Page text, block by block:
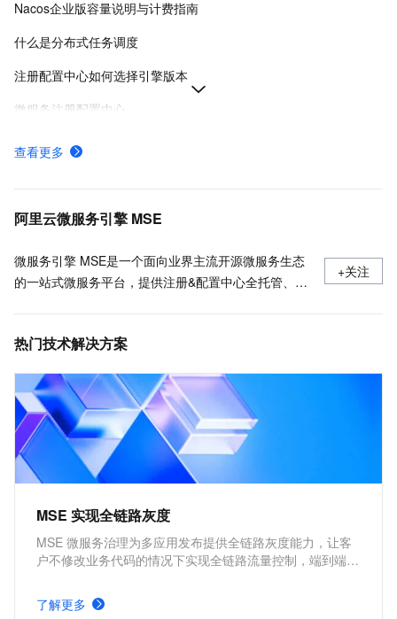
Nacos企业版容量说明与计费指南
什么是分布式任务调度
注册配置中心如何选择引擎版本
微服务注册配置中心
AI 治理中心 Skill 管理
Nacos引擎版本
查看更多
阿里云微服务引擎 MSE
微服务引擎 MSE是一个面向业界主流开源微服务生态
的一站式微服务平台，提供注册&配置中心全托管、云
+关注
热门技术解决方案
MSE 实现全链路灰度
MSE 微服务治理为多应用发布提供全链路灰度能力，让客
户不修改业务代码的情况下实现全链路流量控制，端到端构
发布新版本的情况下，支持多个应用进行灰度验证，确保应
用平滑发布上线。
了解更多